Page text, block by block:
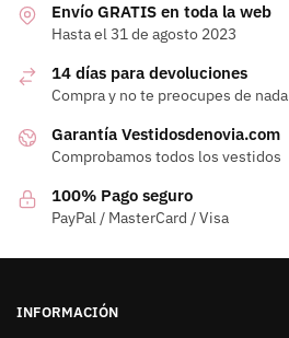
Envío GRATIS en toda la web
Hasta el 31 de agosto 2023
14 días para devoluciones
Compra y no te preocupes de nada
Garantía Vestidosdenovia.com
Comprobamos todos los vestidos
100% Pago seguro
PayPal / MasterCard / Visa
INFORMACIÓN